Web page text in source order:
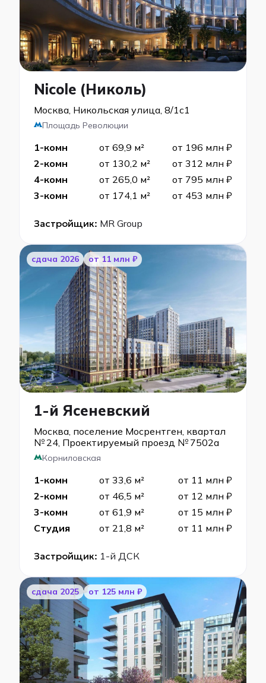
Nicole (Николь)
Москва, Никольская улица, 8/1с1
Площадь Революции
1-комн от 69,9 м²
от 196 млн ₽
2-комн
от 130,2 м²
от 312 млн ₽
4-комн
от 265,0 м²
от 795 млн ₽
3-комн
от 174,1 м² от 453 млн ₽
Застройщик: MR Group
cдача 2026 от 11 млн ₽
1-й Ясеневский
Москва, поселение Мосрентген, квартал
№ 24, Проектируемый проезд № 7502а
Корниловская
1-комн от 33,6 м²
от 11 млн ₽
2-комн
от 46,5 м²
от 12 млн ₽
3-комн
от 61,9 м²
от 15 млн ₽
Студия
от 21,8 м² от 11 млн ₽
Застройщик: 1-й ДСК
cдача 2025 от 125 млн ₽